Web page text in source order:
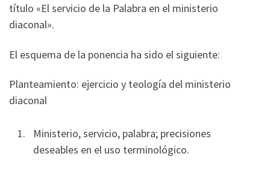
título «El servicio de la Palabra en el ministerio
diaconal».
El esquema de la ponencia ha sido el siguiente:
Planteamiento: ejercicio y teología del ministerio
diaconal
Ministerio, servicio, palabra; precisiones
deseables en el uso terminológico.